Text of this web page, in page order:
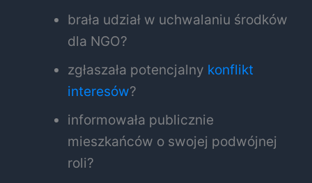
brała udział w uchwalaniu środków
dla NGO?
zgłaszała potencjalny konflikt
interesów?
informowała publicznie
mieszkańców o swojej podwójnej
roli?